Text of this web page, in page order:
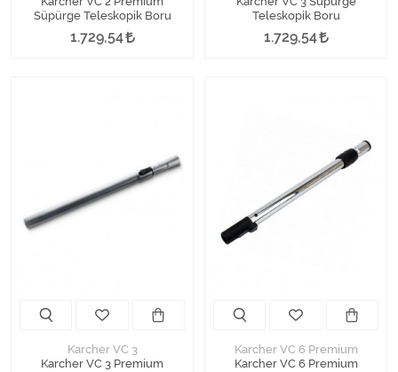
Süpürge Teleskopik Boru
1.729,54
Teleskopik Boru
1.729,54
Karcher VC 3
Karcher VC 3 Premium
Karcher VC 6 Premium
Karcher VC 6 Premium